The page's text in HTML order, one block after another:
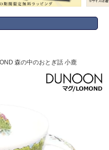
森の中のおとぎ話 小鹿